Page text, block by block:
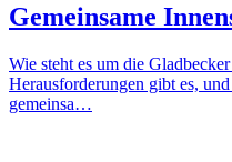
Gemeinsame
Wie steht es um die
Herausforderungen gibt es,
gemeinsa…